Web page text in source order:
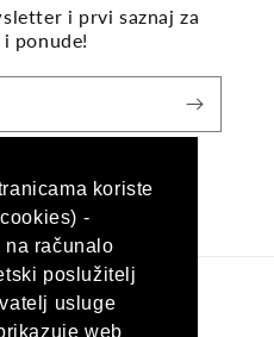
koriste
-
na računalo
poslužitelj
usluge
web
i prvi saznaj za
ponude!
Instagram